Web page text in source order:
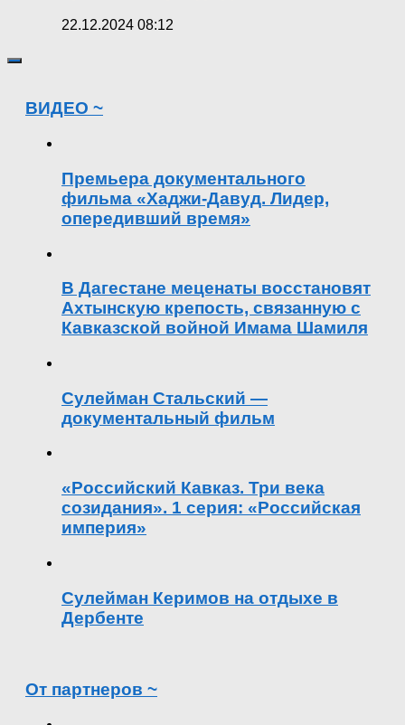
22.12.2024 08:12
ВИДЕО ~
Премьера документального
фильма «Хаджи-Давуд. Лидер,
опередивший время»
В Дагестане меценаты восстановят
Ахтынскую крепость, связанную с
Кавказской войной Имама Шамиля
Сулейман Стальский —
документальный фильм
«Российский Кавказ. Три века
созидания». 1 серия: «Российская
империя»
Сулейман Керимов на отдыхе в
Дербенте
От партнеров ~